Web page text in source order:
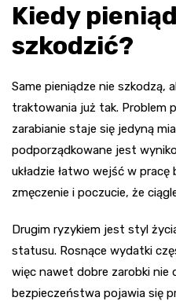
Kiedy
szkodzić?
Same pieniądze nie szkodzą,
traktowania już tak. Problem
zarabianie staje się jedyną
podporządkowane jest
układzie łatwo wejść w
zmęczenie i poczucie, że
Drugim ryzykiem jest styl
statusu. Rosnące wydatki
więc nawet dobre zarobki nie
bezpieczeństwa pojawia się